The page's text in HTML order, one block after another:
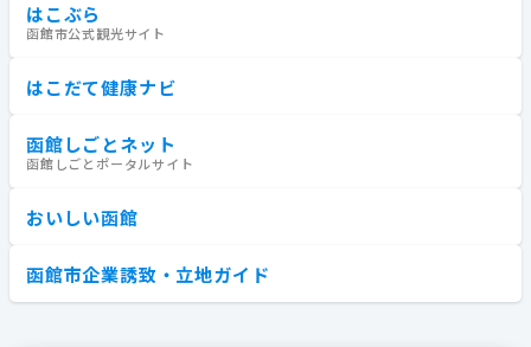
はこぶら
函館市公式観光サイト
はこだて健康ナビ
函館しごとネット
函館しごとポータルサイト
おいしい函館
函館市企業誘致・立地ガイド